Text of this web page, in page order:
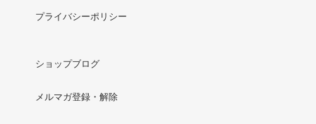
プライバシーポリシー
ショップブログ
メルマガ登録・解除